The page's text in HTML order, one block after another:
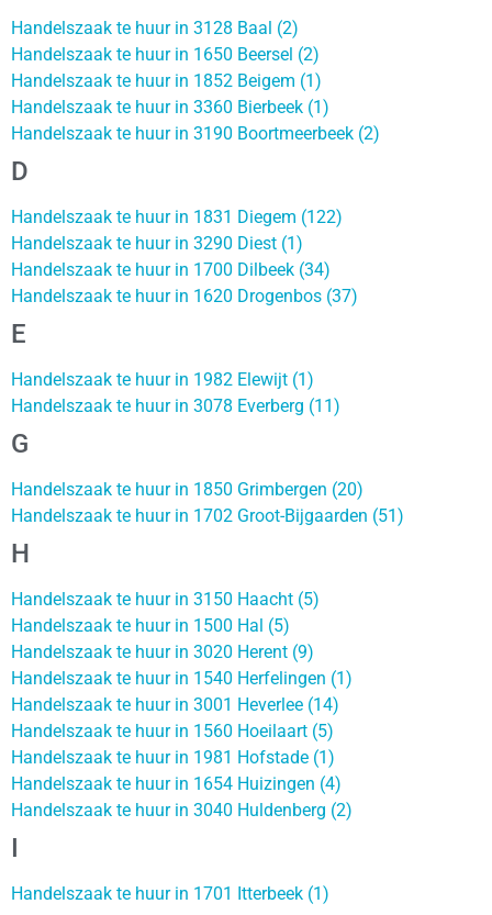
Handelszaak te huur in 3128 Baal (2)
Handelszaak te huur in 1650 Beersel (2)
Handelszaak te huur in 1852 Beigem (1)
Handelszaak te huur in 3360 Bierbeek (1)
Handelszaak te huur in 3190 Boortmeerbeek (2)
D
Handelszaak te huur in 1831 Diegem (122)
Handelszaak te huur in 3290 Diest (1)
Handelszaak te huur in 1700 Dilbeek (34)
Handelszaak te huur in 1620 Drogenbos (37)
E
Handelszaak te huur in 1982 Elewijt (1)
Handelszaak te huur in 3078 Everberg (11)
G
Handelszaak te huur in 1850 Grimbergen (20)
Handelszaak te huur in 1702 Groot-Bijgaarden (51)
H
Handelszaak te huur in 3150 Haacht (5)
Handelszaak te huur in 1500 Hal (5)
Handelszaak te huur in 3020 Herent (9)
Handelszaak te huur in 1540 Herfelingen (1)
Handelszaak te huur in 3001 Heverlee (14)
Handelszaak te huur in 1560 Hoeilaart (5)
Handelszaak te huur in 1981 Hofstade (1)
Handelszaak te huur in 1654 Huizingen (4)
Handelszaak te huur in 3040 Huldenberg (2)
I
Handelszaak te huur in 1701 Itterbeek (1)